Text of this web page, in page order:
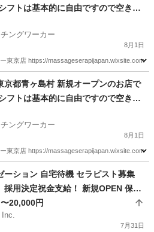
フトは基本的に自由ですので空き時
できるお仕事です。 また、店舗や事
る必要がありません。 お仕事道具さ
身の居場所からいつでもスタートで
す。 ご自宅で待機も可能です！
ングワーカー
8月1日
東京店 https://massageserapijapan.wixsite.com/
居場所
京都青ヶ島村 新規オープンのお店で
フトは基本的に自由ですので空き時
できるお仕事です。 また、店舗や事
る必要がありません。 お仕事道具さ
身の居場所からいつでもスタートで
す。 ご自宅で待機も可能です！
ングワーカー
8月1日
東京店 https://massageserapijapan.wixsite.com/
ーション 自宅待機 セラピスト募集
採用決定祝金支給！ 新規OPEN 保証
副業
20,000円
Inc.
7月31日